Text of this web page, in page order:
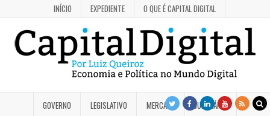
INÍCIO EXPEDIENTE O QUE É CAPITAL DIGITAL
GOVERNO LEGISLATIVO MERCADO JUDICIÁRIO